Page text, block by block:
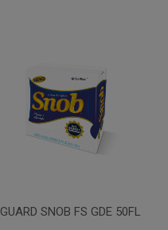
GUARD SNOB FS GDE 50FL